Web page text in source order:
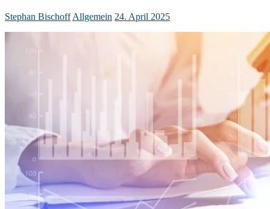
Stephan Bischoff Allgemein 24. April 2025